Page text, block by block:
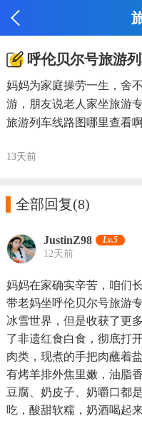
呼伦贝尔号旅游
妈妈为家庭操劳一生，舍
游，朋友说老人家坐旅游
旅游列车线路图哪里查看
13天前
全部回复(8)
JustinZ98 Lv.5
12天前
妈妈在家确实辛苦，咱们
带老妈坐呼伦贝尔号旅游
冰雪世界，但是收获了更
了非遗红食白食，彻底打
肉类，现煮的手把肉蘸着
有烤羊排外焦里嫩，油脂
豆腐、奶皮子、奶嚼口都
吃，酸甜软糯，奶酒喝起